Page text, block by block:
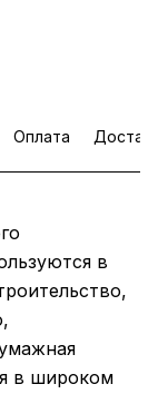
Оплата
в
в широком